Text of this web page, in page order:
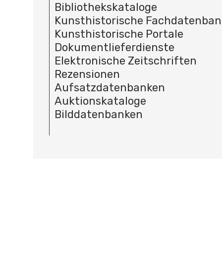
Bibliothekskataloge
Kunsthistorische
Kunsthistorische Portale
Dokumentlieferdienste
Elektronische Zeitschriften
Rezensionen
Aufsatzdatenbanken
Auktionskataloge
Bilddatenbanken